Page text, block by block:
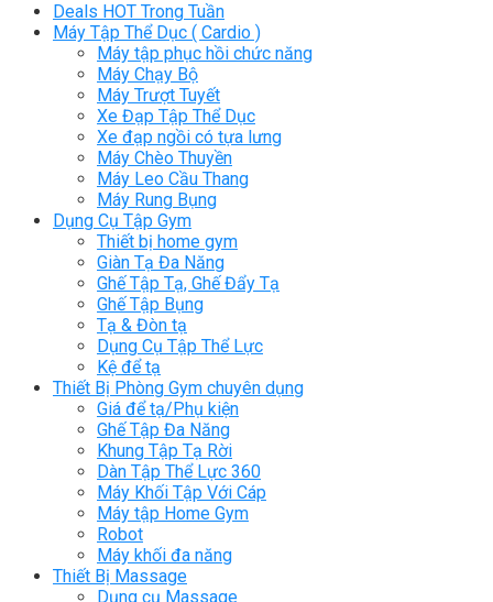
Deals HOT Trong Tuần
Máy Tập Thể Dục ( Cardio )
Máy tập phục hồi chức năng
Máy Chạy Bộ
Máy Trượt Tuyết
Xe Đạp Tập Thể Dục
Xe đạp ngồi có tựa lưng
Máy Chèo Thuyền
Máy Leo Cầu Thang
Máy Rung Bụng
Dụng Cụ Tập Gym
Thiết bị home gym
Giàn Tạ Đa Năng
Ghế Tập Tạ, Ghế Đẩy Tạ
Ghế Tập Bụng
Tạ & Đòn tạ
Dụng Cụ Tập Thể Lực
Kệ để tạ
Thiết Bị Phòng Gym chuyên dụng
Giá để tạ/Phụ kiện
Ghế Tập Đa Năng
Khung Tập Tạ Rời
Dàn Tập Thể Lực 360
Máy Khối Tập Với Cáp
Máy tập Home Gym
Robot
Máy khối đa năng
Thiết Bị Massage
Dụng cụ Massage